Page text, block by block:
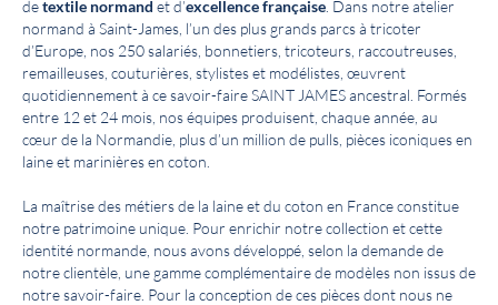
detextile normand et d’excellence française . Dans notre atelier
normand à Saint-James, l’un des plus grands parcs à tricoter
d’Europe, nos 250 salariés, bonnetiers, tricoteurs, raccoutreuses,
remailleuses, couturières, stylistes et modélistes, œuvrent
quotidiennement à ce savoir-faire SAINT JAMES ancestral. Formés
entre 12 et 24 mois, nos équipes produisent, chaque année, au
cœur de la Normandie, plus d’un million de pulls, pièces iconiques en
laine et marinières en coton.
La maîtrise des métiers de la laine et du coton en France constitue
notre patrimoine unique. Pour enrichir notre collection et cette
identité normande, nous avons développé, selon la demande de
notre clientèle, une gamme complémentaire de modèles non issus de
notre savoir-faire. Pour la conception de ces pièces dont nous ne